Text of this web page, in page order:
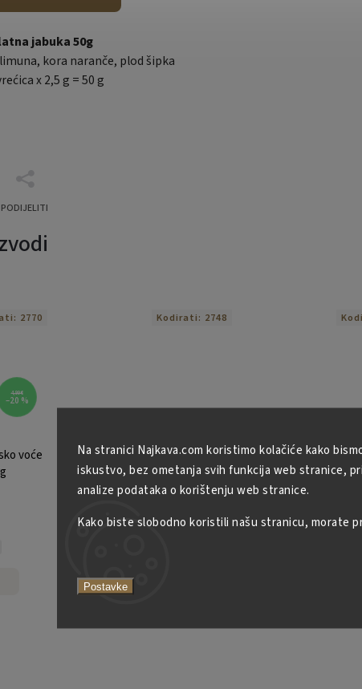
Na stranici Najkava.com koristimo kolačiće kako
iskustvo, bez ometanja svih funkcija web stranice,
analize podataka o korištenju web stranice.
Kako biste slobodno koristili našu stranicu, morate
Postavke
jabuka 50g
kora naranče, plod šipka
x 2,5 g = 50 g
PODIJELITI
4,99 €
–20 %
voće
2770
Althaus zeleni čaj - Sencha
Select Deli pakiranje 35 g
Na zalihi
4,49 €
U košaricu
Kodirati: 2748
Althaus zeleni čaj -
Deli pakiranje
4,49 €